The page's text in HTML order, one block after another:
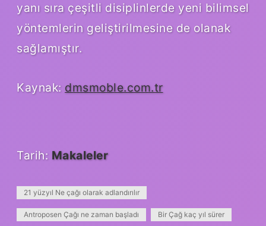
yanı sıra çeşitli disiplinlerde yeni bilimsel
yöntemlerin geliştirilmesine de olanak
sağlamıştır.
Kaynak: dmsmoble.com.tr
Tarih: Makaleler
21 yüzyıl Ne çağı olarak adlandırılır
Antroposen Çağı ne zaman başladı Bir Çağ kaç yıl sürer